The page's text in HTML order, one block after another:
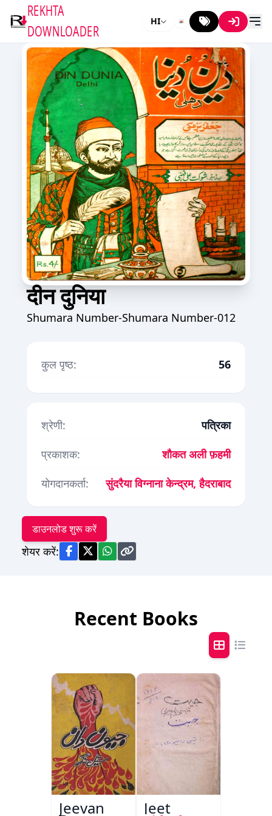
REKHTA
DOWNLOADER
HI
दीन दुनिया
Shumara Number-Shumara Number-012
कुल पृष्ठ: 56
श्रेणी:
पत्रिका
प्रकाशक:
शौकत अली फ़हमी
योगदानकर्ता:
सुंदरैया विग्नाना केन्द्रम, हैदराबाद
डाउनलोड शुरू करें
शेयर करें:
Recent Books
Jeevan Jeet